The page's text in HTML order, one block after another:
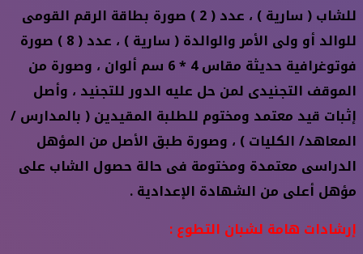
للشاب ( سارية ) ، عدد ( 2 ) صورة بطاقة الرقم القومى
للوالد أو ولى الأمر والوالدة ( سارية ) ، عدد ( 8 ) صورة
فوتوغرافية حديثة مقاس 4 * 6 سم ألوان ، وصورة من
الموقف التجنيدى لمن حل عليه الدور للتجنيد ، وأصل
إثبات قيد معتمد ومختوم للطلبة المقيدين ( بالمدارس /
المعاهد/ الكليات ) ، وصورة طبق الأصل من المؤهل
الدراسى معتمدة ومختومة فى حالة حصول الشاب على
مؤهل أعلى من الشهادة الإعدادية .
إرشادات هامة لشبان التطوع :